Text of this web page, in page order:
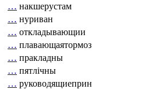
… накшерустам
… нуриван
… откладывающии
… плавающаятормоз
… пракладны
… пятлічны
… руководящиеприн